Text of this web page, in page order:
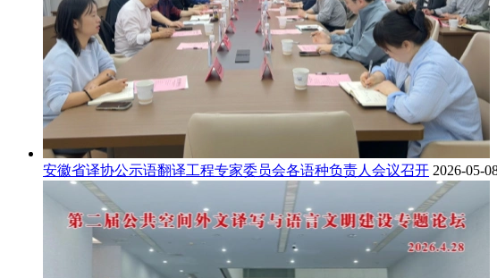
安徽省译协公示语翻译工程专家委员会各语种负责人会议召开 2026-05-